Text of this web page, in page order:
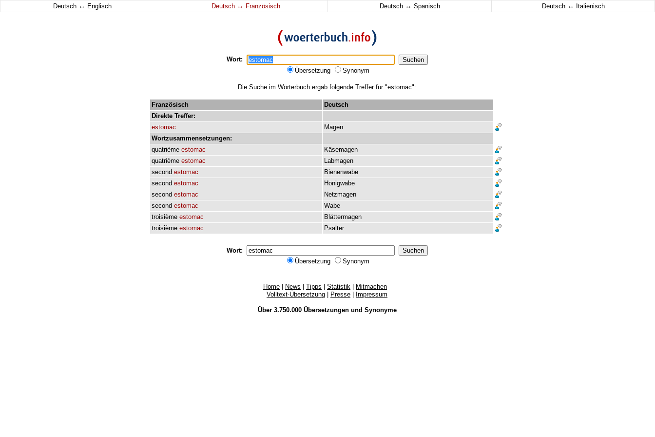
Deutsch ↔ Englisch Deutsch ↔ Französisch Deutsch ↔ Spanisch Deutsch ↔ Italienisch
Wort:
Übersetzung
Synonym
Die Suche im Wörterbuch ergab folgende Treffer für "estomac":
Französisch
Deutsch
Direkte Treffer:
estomac
Magen
Wortzusammensetzungen:
quatrième estomac
Käsemagen
quatrième estomac
Labmagen
second estomac
Bienenwabe
second estomac
Honigwabe
second estomac
Netzmagen
second estomac
Wabe
troisième estomac
Blättermagen
troisième estomac Psalter
Wort:
Übersetzung
Synonym
Home News Tipps Statistik
Mitmachen
Volltext-Übersetzung
Presse Impressum
Über 3.750.000 Übersetzungenund Synonyme